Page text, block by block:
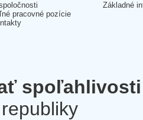
pracovné pozície
Základné
spoľahlivosti